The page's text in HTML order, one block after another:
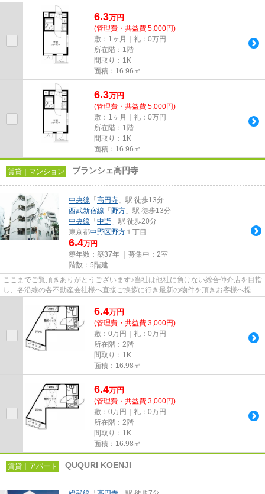
しております！最新の情報は...
6.3万円
(管理費・共益費 5,000円)
敷：1ヶ月｜礼：0万円
所在階：1階
間取り：1K
面積：16.96㎡
6.3万円
(管理費・共益費 5,000円)
敷：1ヶ月｜礼：0万円
所在階：1階
間取り：1K
面積：16.96㎡
賃貸｜マンション ブランシェ高円寺
中央線 「 高円寺 」駅 徒歩13分
西武新宿線 「 野方 」駅 徒歩13分
中央線 「 中野 」駅 徒歩20分
東京都中野区野方 １丁目
6.4万円
築年数：築37年 ｜募集中： 2室
階数：5階建
ここまでご覧頂きありがとうございます♪当社は他社に負けない総合仲介店を目指
し、各沿線の各不動産会社様へ直接ご挨拶に行き最新の物件を頂きお客様へ提供
6.4万円
(管理費・共益費 3,000円)
敷：0万円｜礼：0万円
所在階：2階
間取り：1K
面積：16.98㎡
6.4万円
(管理費・共益費 3,000円)
敷：0万円｜礼：0万円
所在階：2階
間取り：1K
面積：16.98㎡
賃貸｜アパート QUQURI KOENJI